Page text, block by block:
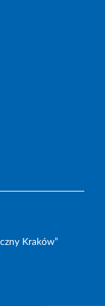
Kraków”